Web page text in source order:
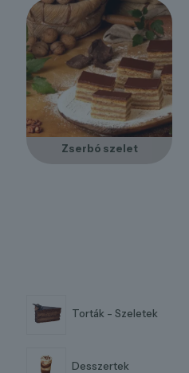
Torták - Szeletek
Desszertek
Zserbó szelet